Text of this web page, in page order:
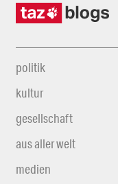
politik
kultur
gesellschaft
aus aller welt
medien